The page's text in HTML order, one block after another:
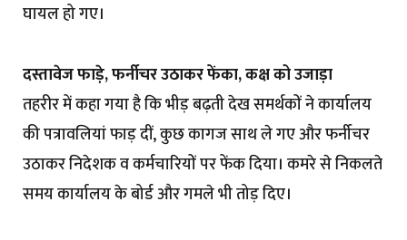
घायल हो गए।
दस्तावेज फाड़े, फर्नीचर उठाकर फेंका, कक्ष को उजाड़ा
तहरीर में कहा गया है कि भीड़ बढ़ती देख समर्थकों ने कार्यालय
की पत्रावलियां फाड़ दीं, कुछ कागज साथ ले गए और फर्नीचर
उठाकर निदेशक व कर्मचारियों पर फेंक दिया। कमरे से निकलते
समय कार्यालय के बोर्ड और गमले भी तोड़ दिए।